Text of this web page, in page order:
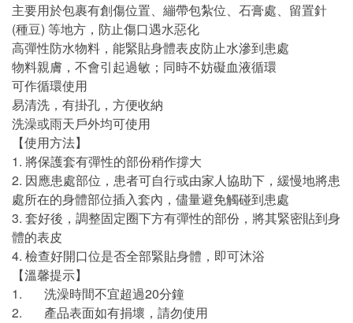
主要用於包裹有創傷位置、繃帶包紮位、石膏處、留置針
(種豆) 等地方，防止傷口遇水惡化
高彈性防水物料，能緊貼身體表皮防止水滲到患處
物料親膚，不會引起過敏；同時不妨礙血液循環
可作循環使用
易清洗，有掛孔，方便收納
洗澡或雨天戶外均可使用
【使用方法】
1. 將保護套有彈性的部份稍作撐大
2. 因應患處部位，患者可自行或由家人協助下，緩慢地將患
處所在的身體部位插入套內，儘量避免觸碰到患處
3. 套好後，調整固定圈下方有彈性的部份，將其緊密貼到身
體的表皮
4. 檢查好開口位是否全部緊貼身體，即可沐浴
【溫馨提示】
1. 洗澡時間不宜超過20分鐘
2. 產品表面如有捐壞，請勿使用